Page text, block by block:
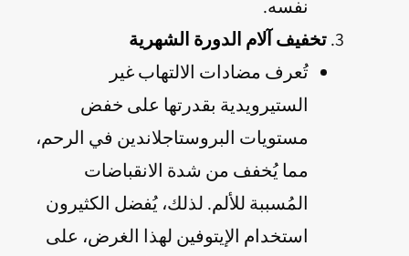
نفسه.
تخفيف آلام الدورة الشهرية
تُعرف مضادات الالتهاب غير
الستيرويدية بقدرتها على خفض
مستويات البروستاجلاندين في الرحم،
مما يُخفف من شدة الانقباضات
المُسببة للألم. لذلك، يُفضل الكثيرون
استخدام الإيتوفين لهذا الغرض، على